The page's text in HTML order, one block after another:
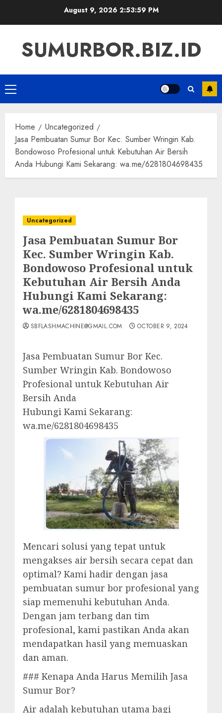
August 9, 2026 2:54:00 PM
SUMURBOR.BIZ.ID
Primary
Menu
Home
Uncategorized
Jasa Pembuatan Sumur Bor Kec. Sumber Wringin Kab.
Bondowoso Profesional untuk Kebutuhan Air Bersih
Anda Hubungi Kami Sekarang: wa.me/6281804698435
Uncategorized
Jasa Pembuatan Sumur Bor
Kec. Sumber Wringin Kab.
Bondowoso Profesional untuk
Kebutuhan Air Bersih Anda
Hubungi Kami Sekarang:
wa.me/6281804698435
SBFLASHMACHINE@GMAIL.COM OCTOBER 9, 2024
Jasa Pembuatan Sumur Bor Kec.
Sumber Wringin Kab. Bondowoso
Profesional untuk Kebutuhan Air
Bersih Anda
Hubungi Kami Sekarang:
wa.me/6281804698435
Mencari solusi yang tepat untuk
mengakses air bersih secara cepat dan
optimal? Kami hadir dengan jasa
pembuatan sumur bor profesional yang
siap memenuhi kebutuhan Anda.
Dengan jam terbang dan tim
profesional, kami pastikan Anda akan
mendapatkan hasil yang memuaskan
dan aman.
### Kenapa Anda Harus Memilih Jasa
Sumur Bor?
Air adalah kebutuhan utama bagi